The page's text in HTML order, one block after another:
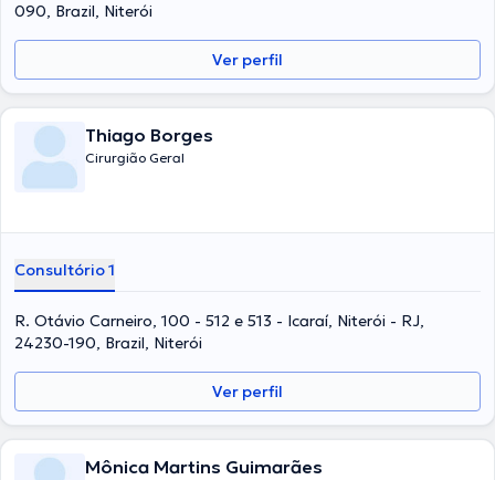
090, Brazil, Niterói
Ver perfil
Thiago Borges
Cirurgião Geral
Consultório 1
R. Otávio Carneiro, 100 - 512 e 513 - Icaraí, Niterói - RJ,
24230-190, Brazil, Niterói
Ver perfil
Mônica Martins Guimarães